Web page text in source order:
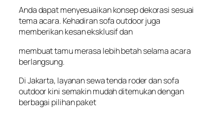
Anda dapat menyesuaikan konsep dekorasi sesuai
tema acara. Kehadiran sofa outdoor juga
memberikan kesan eksklusif dan
membuat tamu merasa lebih betah selama acara
berlangsung.
Di Jakarta, layanan sewa tenda roder dan sofa
outdoor kini semakin mudah ditemukan dengan
berbagai pilihan paket